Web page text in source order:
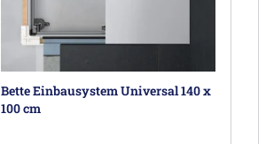
Bette Einbausystem Universal 140 x
100 cm